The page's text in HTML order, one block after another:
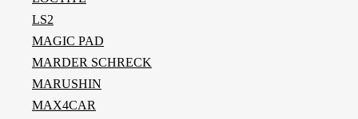
LS2
MAGIC PAD
MARDER SCHRECK
MARUSHIN
MAX4CAR